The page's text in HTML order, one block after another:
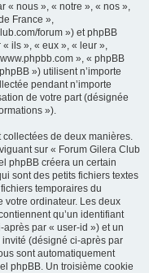
« nous », « notre », « nos »,
France »,
forum ») et phpBB
ils », « eux », « leur »,
», « phpBB
») utilisent n’importe
pendant n’importe
de votre part (désignée
»).
collectées de deux manières.
sur « Forum Gilera Club
phpBB créera un certain
sont des petits fichiers textes
temporaires du
votre ordinateur. Les deux
qu’un identifiant
par « user-id ») et un
(désigné ci-après par
sont automatiquement
phpBB. Un troisième cookie